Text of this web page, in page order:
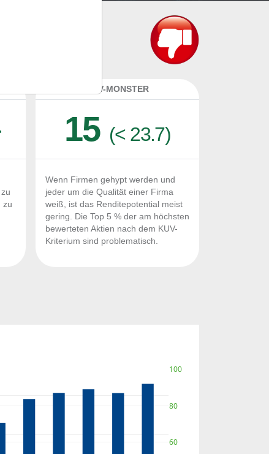
zu
KUV-MONSTER
15 (< 23.7)
Wenn Firmen gehypt werden und
jeder um die Qualität einer Firma
weiß, ist das Renditepotential meist
gering. Die Top 5 % der am höchsten
bewerteten Aktien nach dem KUV-
Kriterium sind problematisch.
60
80
100